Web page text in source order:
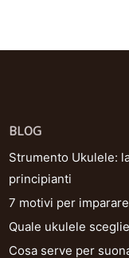
BLOG
Strumento Ukulele:
principianti
7 motivi per
Quale ukulele
Cosa serve per